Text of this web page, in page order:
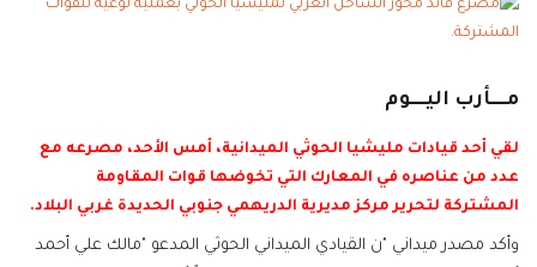
مــــأرب اليــــوم
لقي أحد قيادات مليشيا الحوثي الميدانية، أمس الأحد، مصرعه مع
عدد من عناصره في المعارك التي تخوضها قوات المقاومة
المشتركة لتحرير مركز مديرية الدريهمي جنوبي الحديدة غربي البلاد.
وأكد مصدر ميداني "ن القيادي الميداني الحوثي المدعو "مالك علي أحمد